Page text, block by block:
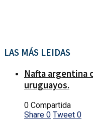
LAS MÁS LEIDAS
Nafta argentina
uruguayos.
0 Compartida
Share 0 Tweet 0